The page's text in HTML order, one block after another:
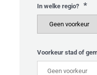
In welke regio? *
Voorkeur stad of